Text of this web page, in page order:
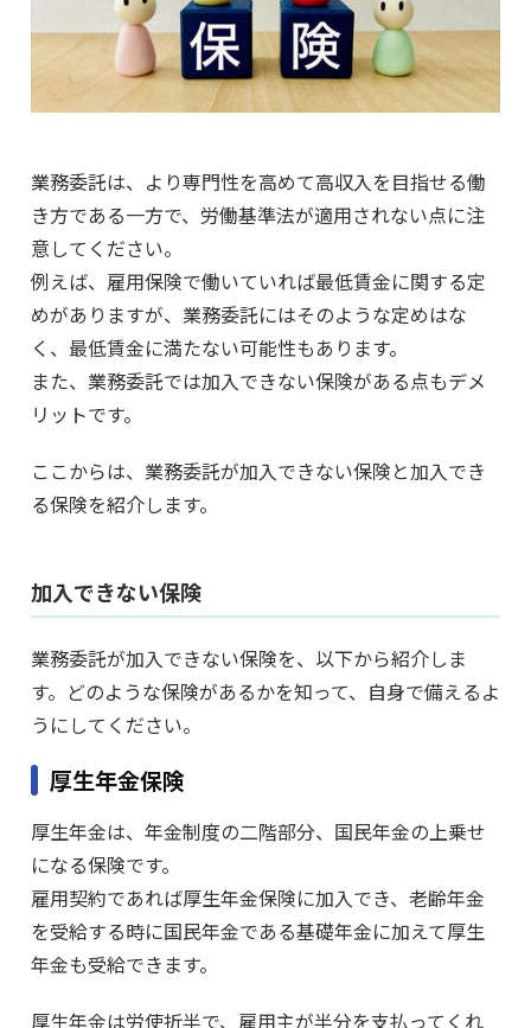
業務委託は、より専門性を高めて高収入を目指せる働
き方である一方で、労働基準法が適用されない点に注
意してください。
例えば、雇用保険で働いていれば最低賃金に関する定
めがありますが、業務委託にはそのような定めはな
く、最低賃金に満たない可能性もあります。
また、業務委託では加入できない保険がある点もデメ
リットです。
ここからは、業務委託が加入できない保険と加入でき
る保険を紹介します。
加入できない保険
業務委託が加入できない保険を、以下から紹介しま
す。どのような保険があるかを知って、自身で備えるよ
うにしてください。
厚生年金保険
厚生年金は、年金制度の二階部分、国民年金の上乗せ
になる保険です。
雇用契約であれば厚生年金保険に加入でき、老齢年金
を受給する時に国民年金である基礎年金に加えて厚生
年金も受給できます。
厚生年金は労使折半で、雇用主が半分を支払ってくれ